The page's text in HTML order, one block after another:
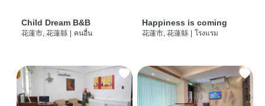
Child Dream B&B
花蓮市, 花蓮縣 คนอื่น
Happiness is coming
花蓮市, 花蓮縣 โรงแรม